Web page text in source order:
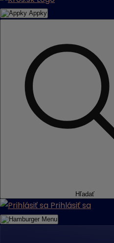
Appky
Hľadať
Prihlásiť sa
Menu